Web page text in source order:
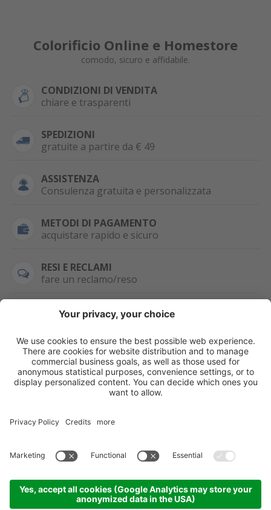
Colorificio Online e Homestore
comodo, sicuro e affidabile.
CONDIZIONI DI VENDITA
chiare e trasparenti
SPEDIZIONI
gratuite a partire da € 49
ASSISTENZA
Consulenza gratuita e personalizzata
METODI DI PAGAMENTO
acquistare rapido e sicuro
RESI E RECLAMI
fare un reclamo/reso
SEMPRE DISPONIBILE
0471 506798
WHATSAPP
+39 376 2951129
Credits
Sitemap Informativa privacy
Impostazioni cookie
Partner
Come arrivare
HAI LA PARTITA
IVA?
Per ordini, offerte,
prezzi speciali e
ulteriori articoli